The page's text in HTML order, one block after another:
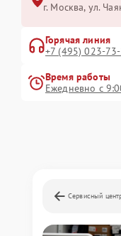
г. Москва, ул.
Горячая линия
+7 (495) 023-
Время работы
Ежедневно с
Сервисный